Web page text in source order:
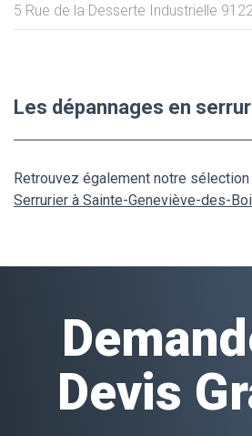
5 Rue de la Desserte Industrielle
Les dépannages en
Retrouvez également notre
Serrurier à Sainte-Geneviève-des-
Devis